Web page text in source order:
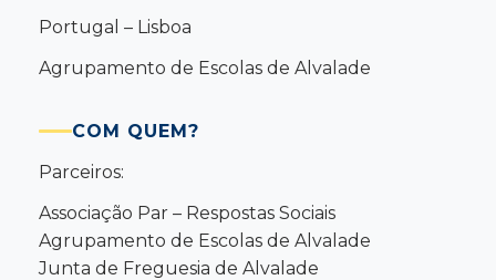
Portugal – Lisboa
Agrupamento de Escolas de Alvalade
COM QUEM?
Parceiros:
Associação Par – Respostas Sociais
Agrupamento de Escolas de Alvalade
Junta de Freguesia de Alvalade